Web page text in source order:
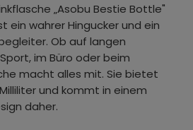
„Asobu Bestie Bottle"
ein wahrer Hingucker und ein
Ob auf langen
im Büro oder beim
macht alles mit. Sie bietet
und kommt in einem
daher.